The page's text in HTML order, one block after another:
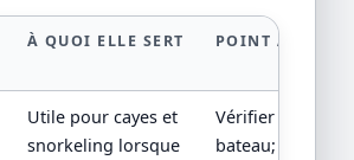
À QUOI ELLE SERT POINT À
Utile pour cayes et
snorkeling lorsque
Vérifier météo,
bateau; exiger